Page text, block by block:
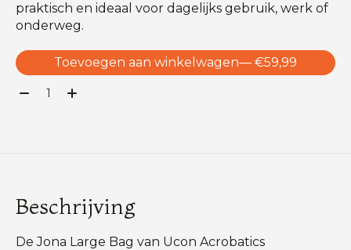
praktisch en ideaal voor dagelijks gebruik, werk of
onderweg.
Toevoegen aan winkelwagen
— €59,99
Aantal:
Beschrijving
De Jona Large Bag van Ucon Acrobatics